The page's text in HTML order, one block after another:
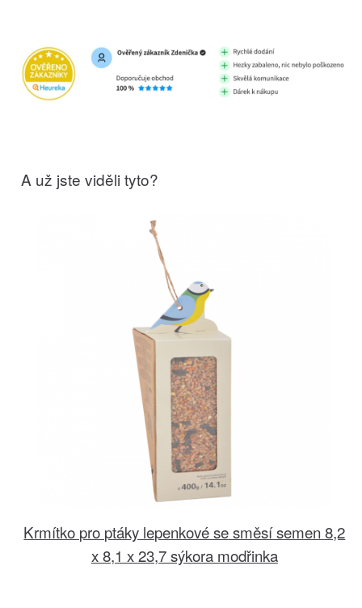
A už jste viděli tyto?
Krmítko pro ptáky lepenkové se směsí semen 8,2
x 8,1 x 23,7 sýkora modřinka